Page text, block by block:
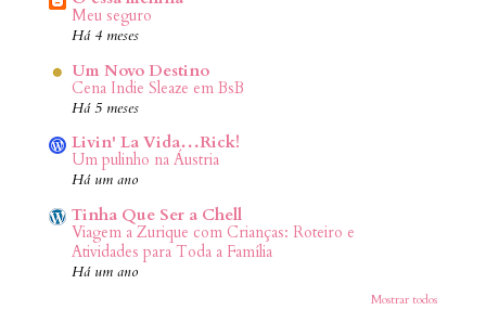
Meu seguro
Há 4 meses
Um Novo Destino
Cena Indie Sleaze em BsB
Há 5 meses
Livin' La Vida…Rick!
Um pulinho na Áustria
Há um ano
Tinha Que Ser a Chell
Viagem a Zurique com Crianças: Roteiro e
Atividades para Toda a Família
Há um ano
Mostrar todos